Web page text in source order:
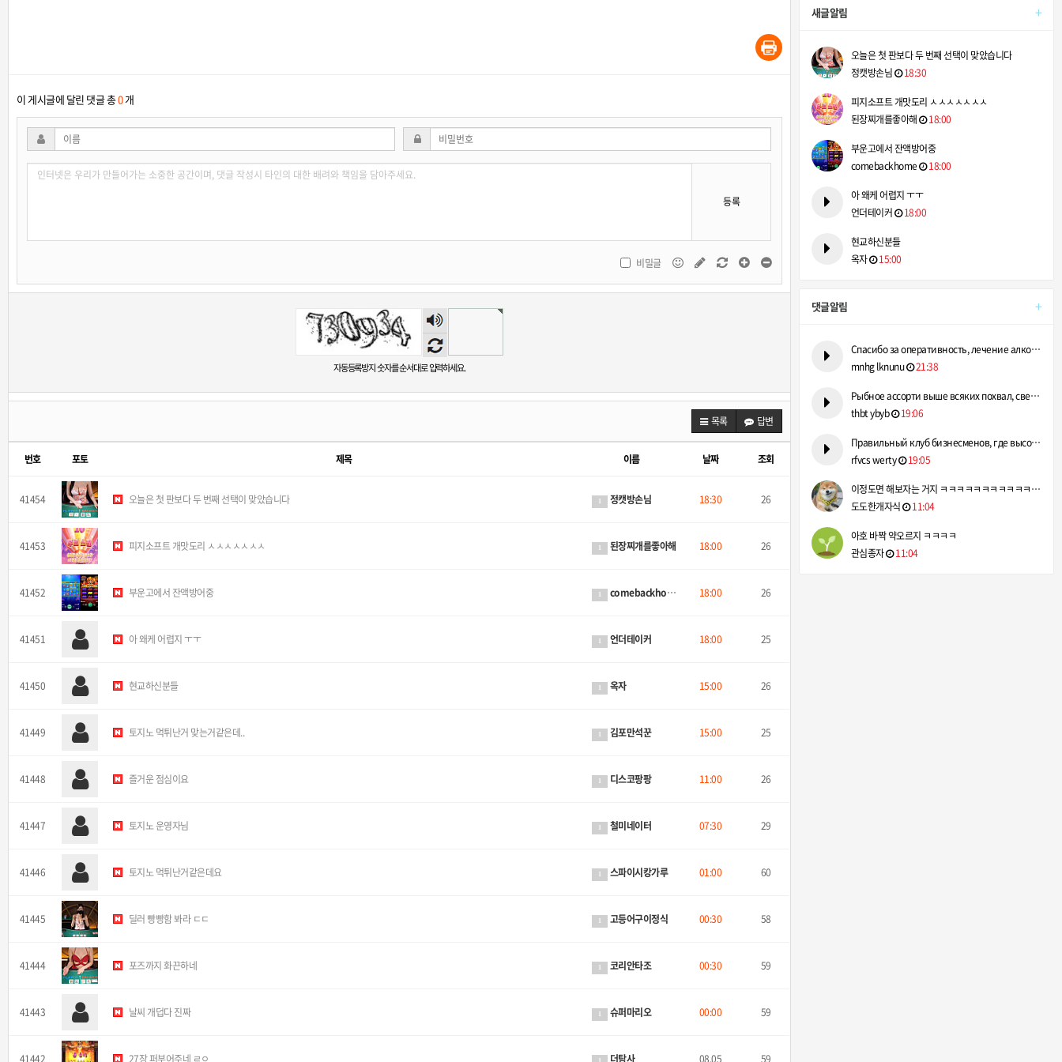
이 게시글에 달린 댓글 총0개
등록
비밀글
숫자
음성
듣기
자동등록방지 숫자를 순서대로 입력하세요.
목록 답변
번호 포토 제목 이름 날짜 조회
41454 오늘은 첫 판보다 두 번째 선택이 맞았습니다 정캣방손님 18:30 26
41453 피지소프트 개맛도리 ㅅㅅㅅㅅㅅㅅㅅ 된장찌개를좋아해 18:00 26
41452 부운고에서 잔액방어중 comebackhome 18:00 26
41451 아 왜케 어렵지 ㅜㅜ 언더테이커 18:00 25
41450 현교하신분들 옥자 15:00 26
41449 토지노 먹튀난거 맞는거같은데.. 김포만석꾼 15:00 25
41448 즐거운 점심이요 디스코팡팡 11:00 26
41447 토지노 운영자님 철미네이터 07:30 29
41446 토지노 먹튀난거같은데요 스파이시캉가루 01:00 60
41445 딜러 빵빵함 봐라 ㄷㄷ 고등어구이정식 00:30 58
41444 포즈까지 화끈하네 코리안타조 00:30 59
41443 날씨 개덥다 진짜 슈퍼마리오 00:00 59
41442 27장 퍼부어주네 ㄹㅇ 더탐사 08.05 59
+
새글알림
오늘은 첫 판보다 두 번째 선택이 맞았습니다
정캣방손님
18:30
피지소프트 개맛도리 ㅅㅅㅅㅅㅅㅅㅅ
된장찌개를좋아해
18:00
부운고에서 잔액방어중
comebackhome
18:00
아 왜케 어렵지 ㅜㅜ
언더테이커
18:00
현교하신분들
옥자
15:00
+
댓글알림
Спасибо за оперативность, лечение алкоголизма на дому сэконо…
mnhg lknunu
21:38
Рыбное ассорти выше всяких похвал, свежайшие продукты. https…
thbt ybyb
19:06
Правильный клуб бизнесменов, где высоко ценится деловая репу…
rfvcs werty
19:05
이정도면 해보자는 거지 ㅋㅋㅋㅋㅋㅋㅋㅋㅋㅋㅋㅋㅋㅋㅋ
도도한개자식
11:04
아호 바짝 약오르지 ㅋㅋㅋㅋ
관심종자
11:04